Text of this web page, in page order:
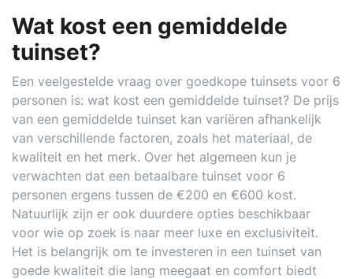
Wat kost een gemiddelde
tuinset?
Een veelgestelde vraag over goedkope tuinsets voor 6
personen is: wat kost een gemiddelde tuinset? De prijs
van een gemiddelde tuinset kan variëren afhankelijk
van verschillende factoren, zoals het materiaal, de
kwaliteit en het merk. Over het algemeen kun je
verwachten dat een betaalbare tuinset voor 6
personen ergens tussen de €200 en €600 kost.
Natuurlijk zijn er ook duurdere opties beschikbaar
voor wie op zoek is naar meer luxe en exclusiviteit.
Het is belangrijk om te investeren in een tuinset van
goede kwaliteit die lang meegaat en comfort biedt